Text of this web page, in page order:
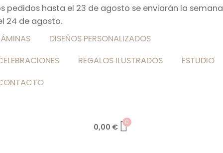
pedidos hasta el 23 de agosto se enviarán la semana
24 de agosto.
DISEÑOS PERSONALIZADOS
REGALOS ILUSTRADOS
ESTUDIO
0,00 €
0